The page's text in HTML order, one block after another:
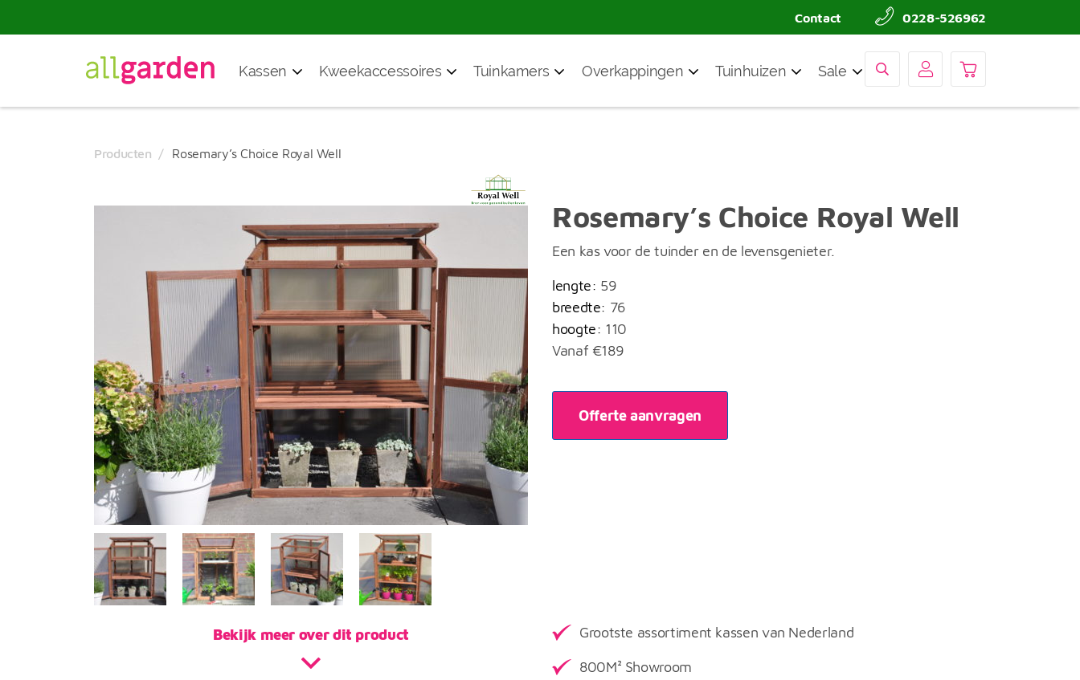
Contact 0228-526962
Kassen Kweekaccessoires Tuinkamers Overkappingen Tuinhuizen Sale
Producten Rosemary’s Choice Royal Well
Rosemary’s Choice Royal Well
Een kas voor de tuinder en de levensgenieter.
lengte: 59
breedte: 76
hoogte: 110
Vanaf €189
Offerte aanvragen
Grootste assortiment kassen van Nederland
800M² Showroom
Bekijk meer over dit product